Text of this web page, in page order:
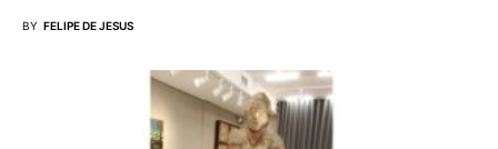
BY FELIPE DE JESUS